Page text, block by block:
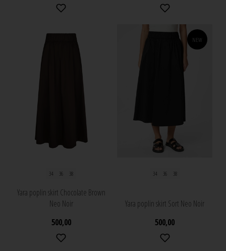
34 36 38
Yara poplin skirt Chocolate Brown
Neo Noir
500,00
NEW
34 36 38
Yara poplin skirt Sort Neo Noir
500,00